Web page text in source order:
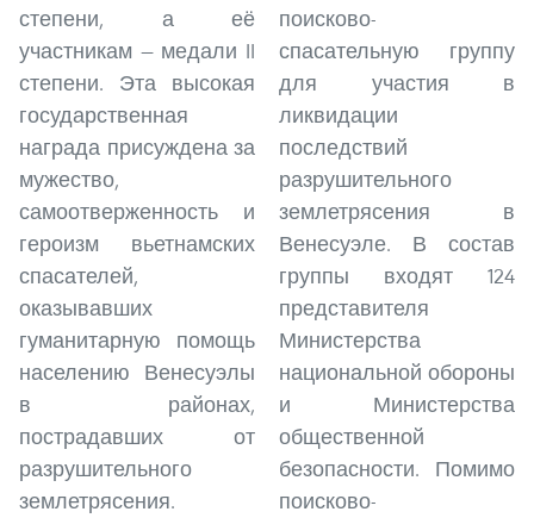
степени, а её
участникам — медали II
степени. Эта высокая
государственная
награда присуждена за
мужество,
самоотверженность и
героизм вьетнамских
спасателей,
оказывавших
гуманитарную помощь
населению Венесуэлы
в районах,
пострадавших от
разрушительного
землетрясения.
поисково-
спасательную группу
для участия в
ликвидации
последствий
разрушительного
землетрясения в
Венесуэле. В состав
группы входят 124
представителя
Министерства
национальной обороны
и Министерства
общественной
безопасности. Помимо
поисково-